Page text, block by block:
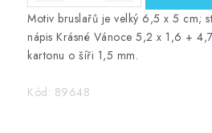
Motiv bruslařů je velký 6,5 x 5 cm;
nápis Krásné Vánoce 5,2 x 1,6 +
kartonu o šíři 1,5 mm.
Kód: 89648